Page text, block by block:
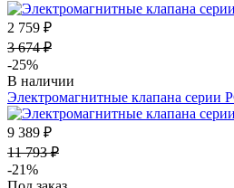
2 759 ₽
3 674 ₽
-25%
В наличии
Электромагнитные клапана серии
9 389 ₽
11 793 ₽
-21%